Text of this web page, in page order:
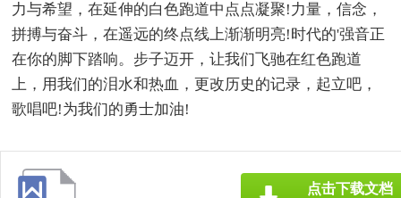
力与希望，在延伸的白色跑道中点点凝聚!力量，信念，
拼搏与奋斗，在遥远的终点线上渐渐明亮!时代的'强音正
在你的脚下踏响。步子迈开，让我们飞驰在红色跑道
上，用我们的泪水和热血，更改历史的记录，起立吧，
歌唱吧!为我们的勇士加油!
点击下载文档